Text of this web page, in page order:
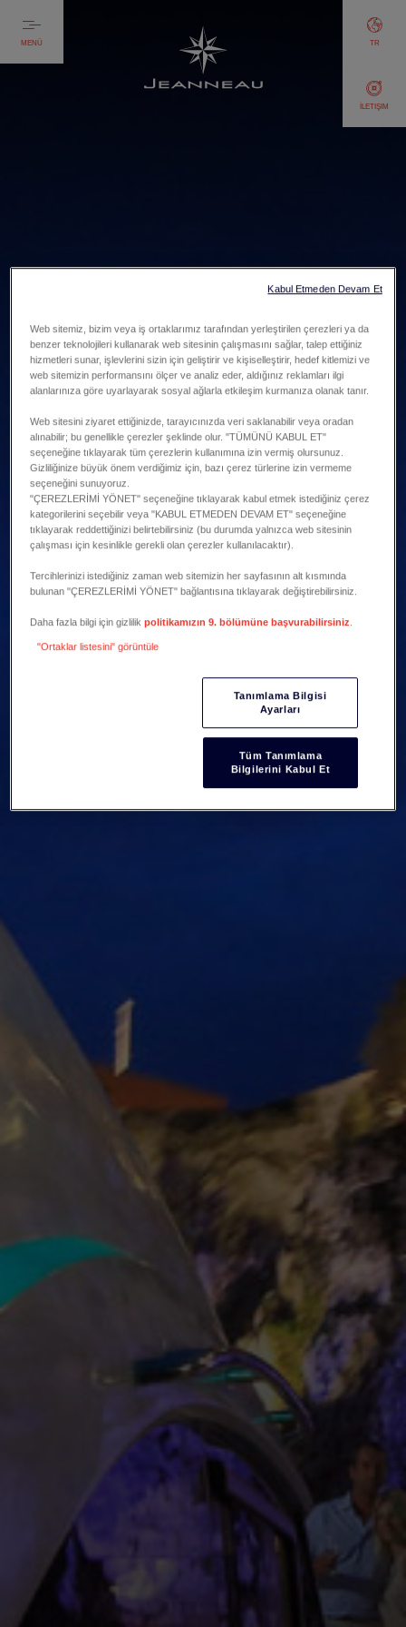
MENÜ
İLETIŞIM
TR
Web sitemiz, bizim veya iş ortaklarımız tarafından yerleştirilen çerezleri ya da
benzer teknolojileri kullanarak web sitesinin çalışmasını sağlar, talep ettiğiniz
hizmetleri sunar, işlevlerini sizin için geliştirir ve kişiselleştirir, hedef kitlemizi ve
web sitemizin performansını ölçer ve analiz eder, aldığınız reklamları ilgi
alanlarınıza göre uyarlayarak sosyal ağlarla etkileşim kurmanıza olanak tanır.
Web sitesini ziyaret ettiğinizde, tarayıcınızda veri saklanabilir veya oradan
alınabilir; bu genellikle çerezler şeklinde olur. "TÜMÜNÜ KABUL ET"
seçeneğine tıklayarak tüm çerezlerin kullanımına izin vermiş olursunuz.
Gizliliğinize büyük önem verdiğimiz için, bazı çerez türlerine izin vermeme
seçeneğini sunuyoruz.
"ÇEREZLERİMİ YÖNET" seçeneğine tıklayarak kabul etmek istediğiniz çerez
kategorilerini seçebilir veya "KABUL ETMEDEN DEVAM ET" seçeneğine
tıklayarak reddettiğinizi belirtebilirsiniz (bu durumda yalnızca web sitesinin
çalışması için kesinlikle gerekli olan çerezler kullanılacaktır).
Tercihlerinizi istediğiniz zaman web sitemizin her sayfasının alt kısmında
bulunan "ÇEREZLERİMİ YÖNET" bağlantısına tıklayarak değiştirebilirsiniz.
Daha fazla bilgi için gizlilikpolitikamızın 9. bölümüne başvurabilirsiniz
"Ortaklar listesini" görüntüle
Tanımlama Bilgisi
Ayarları
Tüm Tanımlama
Bilgilerini Kabul Et
Kabul Etmeden Devam Et